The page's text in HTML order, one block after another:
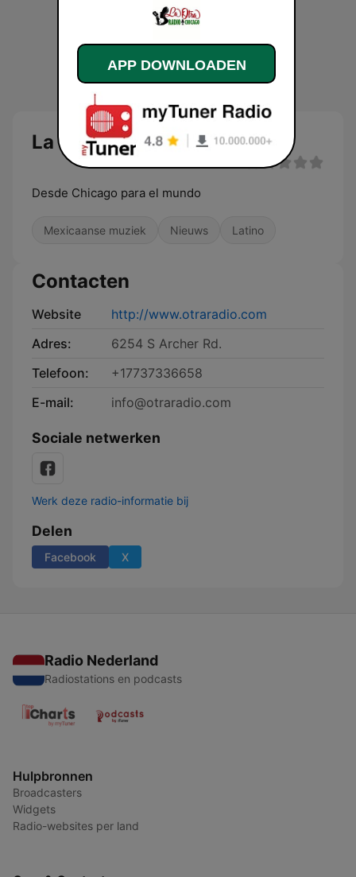
La Otra Radio Chicago
Desde Chicago para el mundo
Mexicaanse muziek Nieuws Latino
Contacten
Website
http://www.otraradio.com
Adres:
6254 S Archer Rd.
Telefoon:
+17737336658
E-mail:
info@otraradio.com
Sociale netwerken
Werk deze radio-informatie bij
Delen
Facebook X
Radio Nederland
Radiostations en podcasts
Hulpbronnen
Broadcasters
Widgets
Radio-websites per land
APP DOWNLOADEN